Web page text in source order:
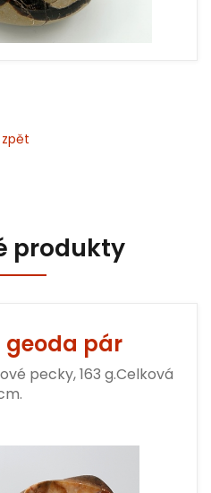
zpět
produkty
pár
pecky, 163 g.Celková